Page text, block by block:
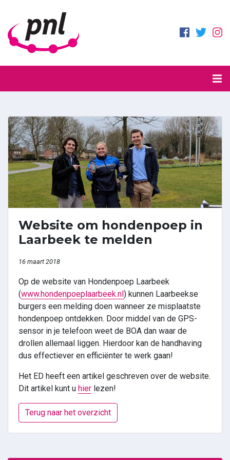
Website om hondenpoep in
Laarbeek te melden
16 maart 2018
Op de website van Hondenpoep Laarbeek
(www.hondenpoeplaarbeek.nl ) kunnen Laarbeekse
burgers een melding doen wanneer ze misplaatste
hondenpoep ontdekken. Door middel van de GPS-
sensor in je telefoon weet de BOA dan waar de
drollen allemaal liggen. Hierdoor kan de handhaving
dus effectiever en efficiënter te werk gaan!
Het ED heeft een artikel geschreven over de website.
Dit artikel kunt u hier lezen!
Terug naar het overzicht